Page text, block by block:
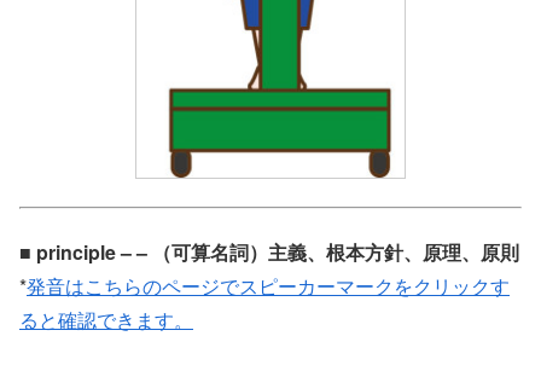
■ principle – – （可算名詞）主義、根本方針、原理、原則
*発音はこちらのページでスピーカーマークをクリックす
ると確認できます。